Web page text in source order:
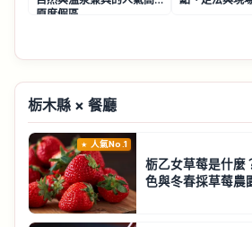
原度假區
栃木縣 × 餐廳
人氣No.1
栃乙女草莓是什麼
色與冬春採草莓農